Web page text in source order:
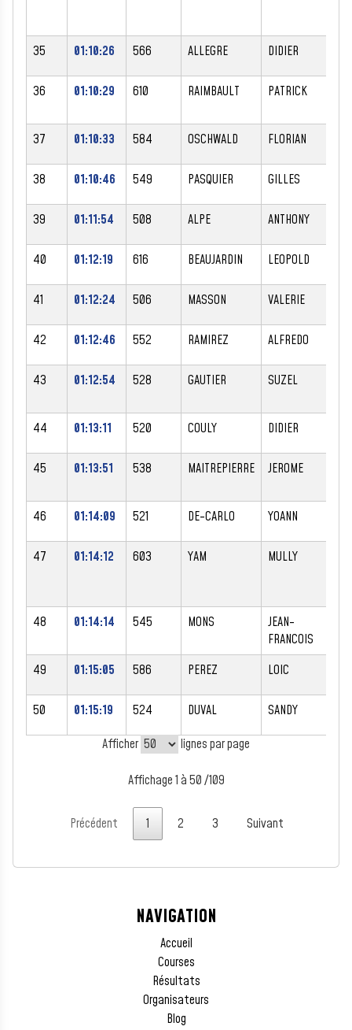
35 01:10:26 566 ALLEGRE DIDIER
36 01:10:29 610 RAIMBAULT PATRICK
37 01:10:33 584 OSCHWALD FLORIAN
38 01:10:46 549 PASQUIER GILLES
39 01:11:54 508 ALPE ANTHONY
40 01:12:19 616 BEAUJARDIN LEOPOLD
41 01:12:24 506 MASSON VALERIE
42 01:12:46 552 RAMIREZ ALFREDO
43 01:12:54 528 GAUTIER SUZEL
44 01:13:11 520 COULY DIDIER
45 01:13:51 538 MAITREPIERRE JEROME
46 01:14:09 521 DE-CARLO YOANN
47 01:14:12 603 YAM MULLY
48 01:14:14 545 MONS
JEAN-
FRANCOIS
49 01:15:05 586 PEREZ LOIC
50 01:15:19 524 DUVAL SANDY
Afficher
lignes par page
Affichage 1 à 50 /109
Précédent 1 2 3 Suivant
NAVIGATION
Accueil
Courses
Résultats
Organisateurs
Blog